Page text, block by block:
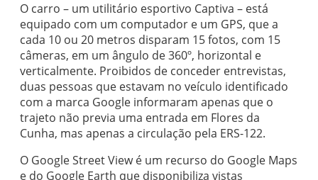
O carro – um utilitário esportivo Captiva – está
equipado com um computador e um GPS, que a
cada 10 ou 20 metros disparam 15 fotos, com 15
câmeras, em um ângulo de 360º, horizontal e
verticalmente. Proibidos de conceder entrevistas,
duas pessoas que estavam no veículo identificado
com a marca Google informaram apenas que o
trajeto não previa uma entrada em Flores da
Cunha, mas apenas a circulação pela ERS-122.
O Google Street View é um recurso do Google Maps
e do Google Earth que disponibiliza vistas